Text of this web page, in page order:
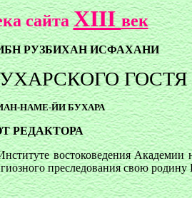
сайта XIIIвек
РУЗБИХАН ИСФАХАНИ
ГОСТЯ
НАМЕ-ЙИ БУХАРА
РЕДАКТОРА
востоковедения
преследования свою